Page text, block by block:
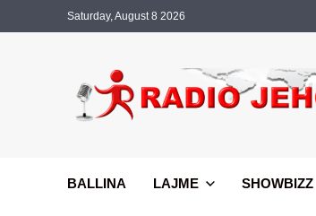
Saturday, August 8 2026
BALLINA LAJME SHOWBIZZ